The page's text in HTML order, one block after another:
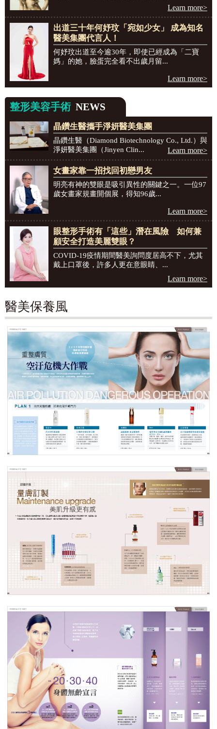
Learn more>
出道三十年何妤玟「宛如少女」 成為知名
醫美集團代言人！
何妤玟出道至今逾30年，即使已經成為「二寶
媽」的她，臉蛋完全看不出歲月留...
Learn more>
整形美容手術 NEWS
晶鑽生醫攜手淨妍醫美集團
晶鑽生醫（Diamond Biotechnology Co., Ltd.）與
淨妍醫美集團（Jinyen Clin...
Learn more>
女畫家靠一招找回初戀男友
明亮有神的雙眼是吸引異性的關鍵之一。一位97
歲女畫家規畫開個展，得知96歲...
Learn more>
眼整形手術有「這些」潛在風險 如何兼
顧安全打造美麗雙眼？
COVID-19疫情期間醫美詢問度居高不下，尤其
戴上口罩後，許多人更在意眼睛、...
Learn more>
醫美保養風